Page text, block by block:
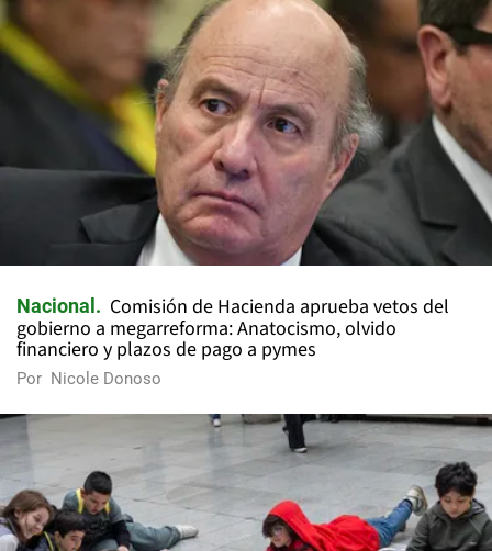
Nacional
Comisión de Hacienda aprueba vetos del
gobierno a megarreforma: Anatocismo, olvido
financiero y plazos de pago a pymes
Por Nicole Donoso